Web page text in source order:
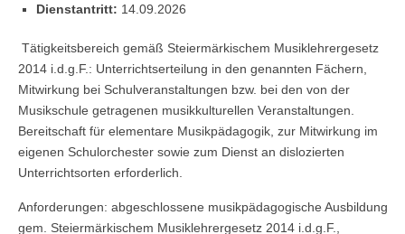
Dienstantritt: 14.09.2026
Tätigkeitsbereich gemäß Steiermärkischem Musiklehrergesetz
2014 i.d.g.F.: Unterrichtserteilung in den genannten Fächern,
Mitwirkung bei Schulveranstaltungen bzw. bei den von der
Musikschule getragenen musikkulturellen Veranstaltungen.
Bereitschaft für elementare Musikpädagogik, zur Mitwirkung im
eigenen Schulorchester sowie zum Dienst an dislozierten
Unterrichtsorten erforderlich.
Anforderungen: abgeschlossene musikpädagogische Ausbildung
gem. Steiermärkischem Musiklehrergesetz 2014 i.d.g.F.,